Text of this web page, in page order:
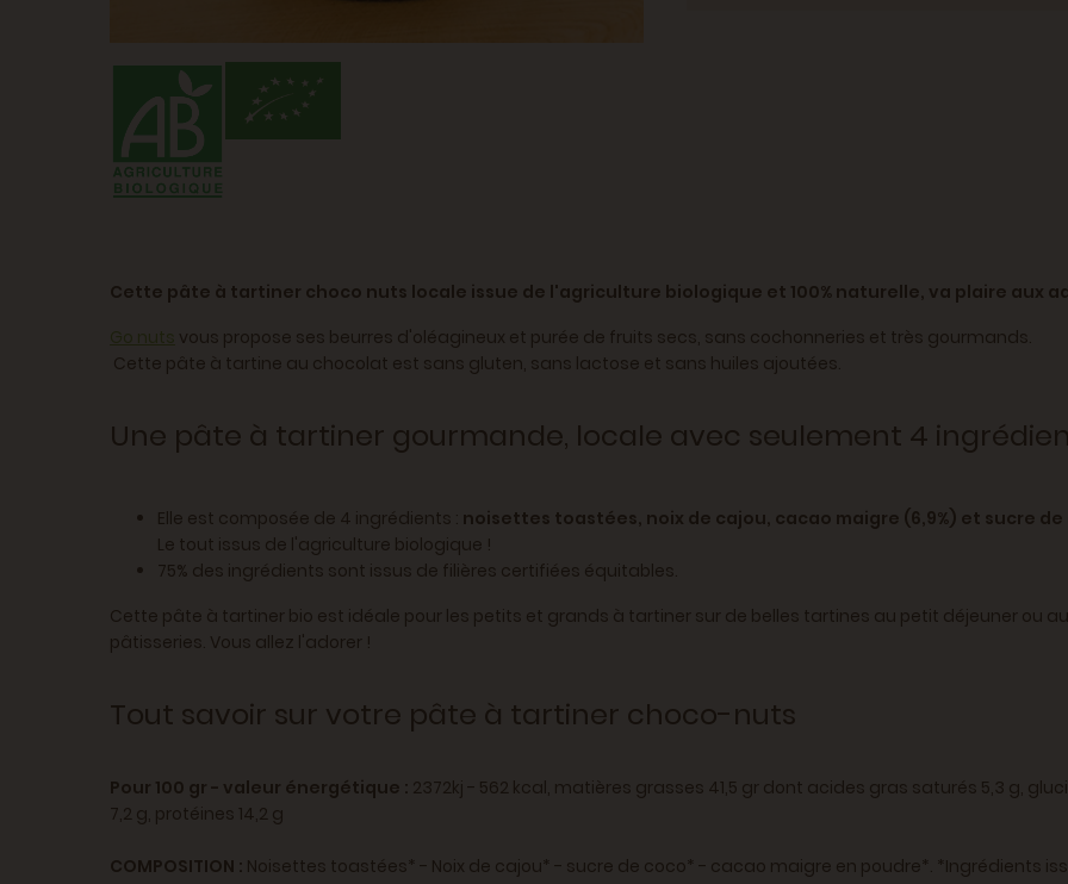
Cette pâte à tartiner choco nuts locale issue de l'agriculture biologique et 100% naturelle, va plaire aux
Go nuts vous propose ses beurres d'oléagineux et purée de fruits secs, sans cochonneries et très gourmands.
Cette pâte à tartine au chocolat est sans gluten, sans lactose et sans huiles ajoutées.
Une pâte à tartiner gourmande, locale avec seulement 4
Elle est composée de 4 ingrédients : noisettes toastées, noix de cajou, cacao maigre (6,9%) et sucre
Le tout issus de l'agriculture biologique !
75% des ingrédients sont issus de filières certifiées équitables.
Cette pâte à tartiner bio est idéale pour les petits et grands à tartiner sur de belles tartines au petit déjeuner ou
pâtisseries. Vous allez l'adorer !
Tout savoir sur votre pâte à tartiner choco-nuts
Pour 100 gr - valeur énergétique : 2372kj - 562 kcal, matières grasses 41,5 gr dont acides gras saturés 5,3 g,
7,2 g, protéines 14,2 g
COMPOSITION : Noisettes toastées* - Noix de cajou* - sucre de coco* - cacao maigre en poudre*. *Ingrédients